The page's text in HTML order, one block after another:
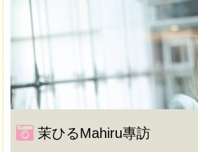
茉ひるMahiru專訪